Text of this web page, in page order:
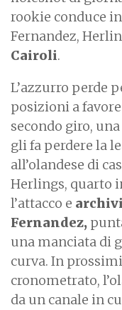
rookie conduce
Fernandez,
Cairoli.
L’azzurro perde
posizioni a
secondo giro,
gli fa perdere la
all’olandese di
Herlings, quarto
l’attacco e
Fernandez,
una manciata di
curva. In
cronometrato,
da un canale in